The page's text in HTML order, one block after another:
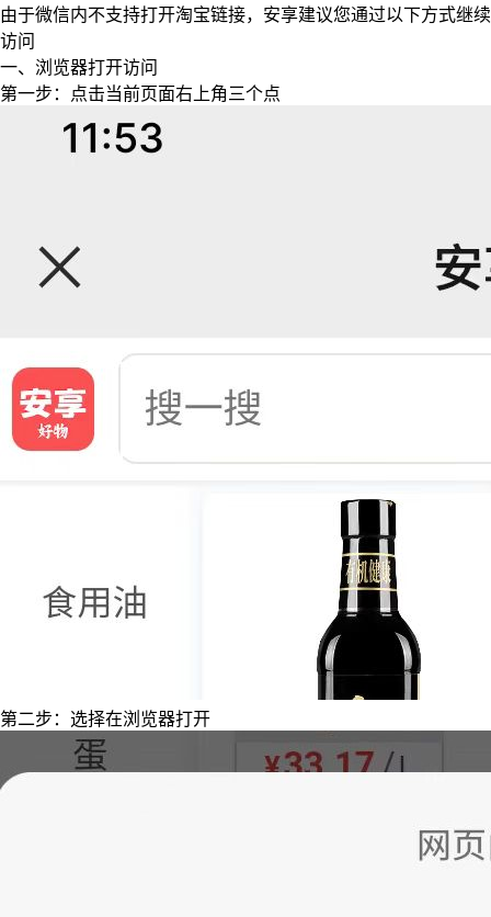
由于微信内不支持打开淘宝链接，安享建议您通过以下方式继续
访问
一、浏览器打开访问
第一步：点击当前页面右上角三个点
第二步：选择在浏览器打开